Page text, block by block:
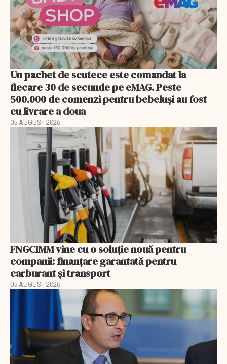
Un pachet de scutece este comandat la
fiecare 30 de secunde pe eMAG. Peste
500.000 de comenzi pentru bebeluși au fost
cu livrare a doua
05 AUGUST 2026
FNGCIMM vine cu o soluție nouă pentru
companii: finanțare garantată pentru
carburant și transport
05 AUGUST 2026